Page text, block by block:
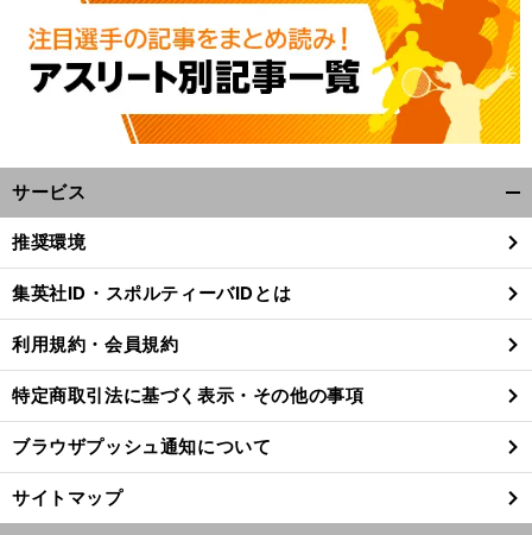
サービス
閉
る
推奨環境
集英社ID・スポルティーバIDとは
利用規約・会員規約
特定商取引法に基づく表示・その他の事項
ブラウザプッシュ通知について
サイトマップ